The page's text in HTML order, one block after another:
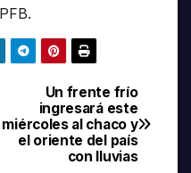
Un frente frío
ingresará este
miércoles al chaco y
el oriente del país
con lluvias